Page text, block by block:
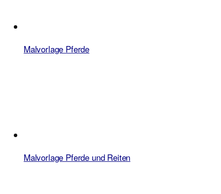
Malvorlage Pferde
Malvorlage Pferde und Reiten